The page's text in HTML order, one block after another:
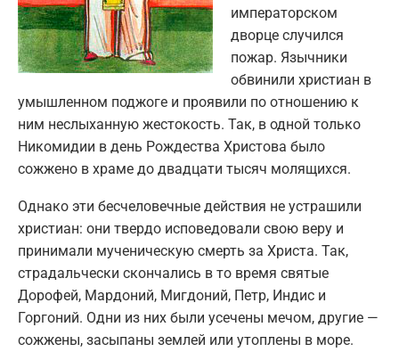
императорском
дворце случился
пожар. Язычники
обвинили христиан в
умышленном поджоге и проявили по отношению к
ним неслыханную жестокость. Так, в одной только
Никомидии в день Рождества Христова было
сожжено в храме до двадцати тысяч молящихся.
Однако эти бесчеловечные действия не устрашили
христиан: они твердо исповедовали свою веру и
принимали мученическую смерть за Христа. Так,
страдальчески скончались в то время святые
Дорофей, Мардоний, Мигдоний, Петр, Индис и
Горгоний. Одни из них были усечены мечом, другие —
сожжены, засыпаны землей или утоплены в море.